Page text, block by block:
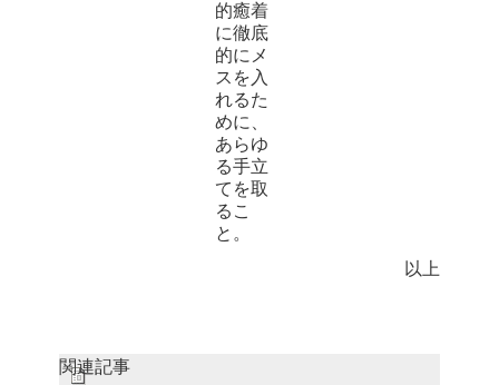
的癒着
に徹底
的にメ
スを入
れるた
めに、
あらゆ
る手立
てを取
るこ
と。
以上
関連記事